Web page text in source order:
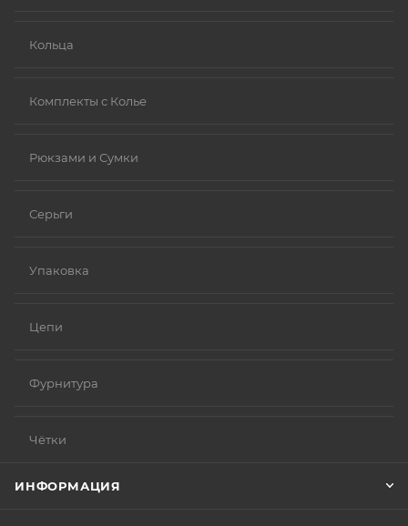
Кольца
Комплекты с Колье
Рюкзами и Сумки
Серьги
Упаковка
Цепи
Фурнитура
Чётки
ИНФОРМАЦИЯ